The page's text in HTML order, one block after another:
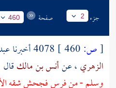
جزء 2 صفحة 460
[ص: 4078 أخبرنا
الزهري ، عنأنس بن مالك
وسلم - من فرس فجحش شقه